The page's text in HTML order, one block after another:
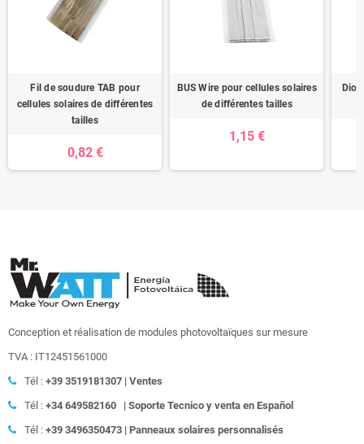
Fil de soudure TAB pour
cellules solaires de différentes
tailles
0,82 €
BUS Wire pour cellules solaires
de différentes tailles
1,15 €
Conception et réalisation de modules photovoltaïques sur mesure
TVA : IT12451561000
Tél : +39 3519181307 | Ventes
Tél : +34 649582160 | Soporte Tecnico y venta en Español
Tél : +39 3496350473 | Panneaux solaires personnalisés